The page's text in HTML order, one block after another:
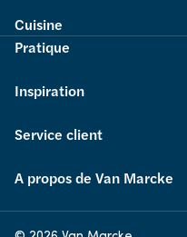
Cuisine
Pratique
Inspiration
Service client
A propos de Van Marcke